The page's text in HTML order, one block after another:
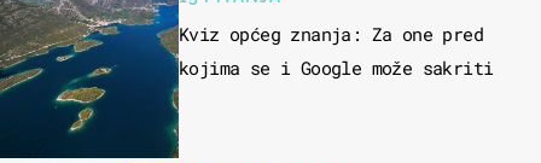
Kviz općeg znanja: Za one pred
kojima se i Google može sakriti